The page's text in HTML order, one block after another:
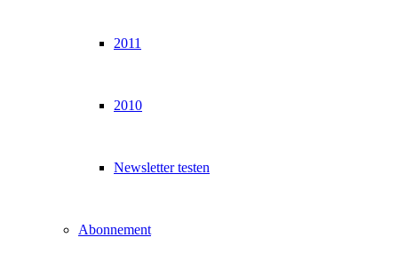
2011
2010
Newsletter testen
Abonnement